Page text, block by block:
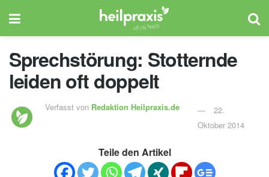
Sprechstörung: Stotternde
leiden oft doppelt
Verfasst von Redaktion Heilpraxis.de
22.
Oktober 2014
Teile den Artikel